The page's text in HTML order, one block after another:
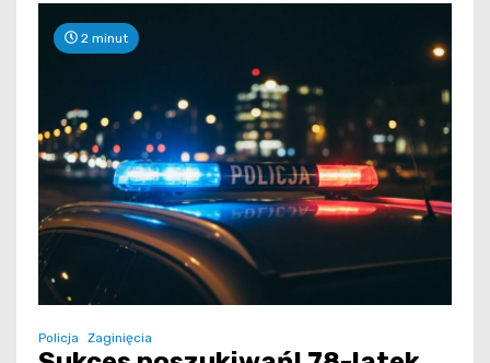
2 minut
Policja Zaginięcia